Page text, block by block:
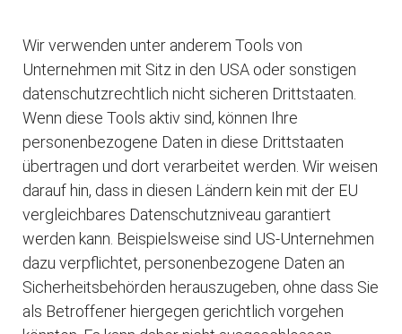
Wir verwenden unter anderem Tools von
Unternehmen mit Sitz in den USA oder sonstigen
datenschutzrechtlich nicht sicheren Drittstaaten.
Wenn diese Tools aktiv sind, können Ihre
personenbezogene Daten in diese Drittstaaten
übertragen und dort verarbeitet werden. Wir weisen
darauf hin, dass in diesen Ländern kein mit der EU
vergleichbares Datenschutzniveau garantiert
werden kann. Beispielsweise sind US-Unternehmen
dazu verpflichtet, personenbezogene Daten an
Sicherheitsbehörden herauszugeben, ohne dass Sie
als Betroffener hiergegen gerichtlich vorgehen